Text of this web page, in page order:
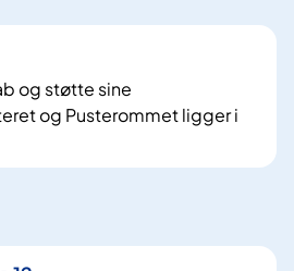
og støtte sine
og Pusterommet ligger i